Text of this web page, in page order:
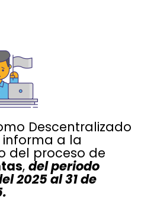
Descentralizado
informa a la
del proceso de
, del periodo
2025 al 31 de